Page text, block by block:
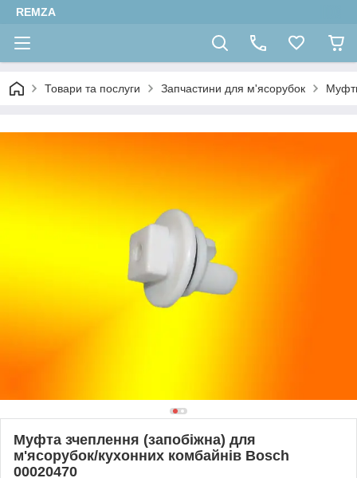
REMZA
Товари та послуги Запчастини для м'ясорубок
Муфта зчеплення (запобіжна) для
м'ясорубок/кухонних комбайнів Bosch
00020470